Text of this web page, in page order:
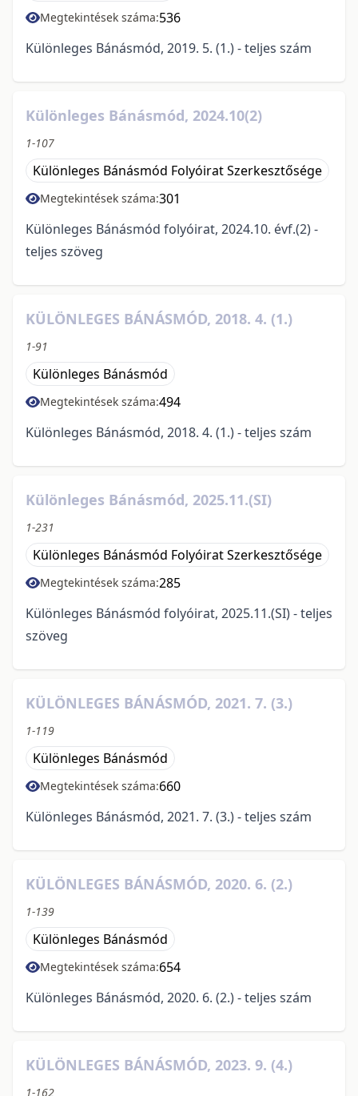
Megtekintések száma:536
Különleges Bánásmód, 2019. 5. (1.) - teljes szám
Különleges Bánásmód, 2024.10(2)
1-107
Különleges Bánásmód Folyóirat Szerkesztősége
Megtekintések száma:301
Különleges Bánásmód folyóirat, 2024.10. évf.(2) -
teljes szöveg
KÜLÖNLEGES BÁNÁSMÓD, 2018. 4. (1.)
1-91
Különleges Bánásmód
Megtekintések száma:494
Különleges Bánásmód, 2018. 4. (1.) - teljes szám
Különleges Bánásmód, 2025.11.(SI)
1-231
Különleges Bánásmód Folyóirat Szerkesztősége
Megtekintések száma:285
Különleges Bánásmód folyóirat, 2025.11.(SI) - teljes
szöveg
KÜLÖNLEGES BÁNÁSMÓD, 2021. 7. (3.)
1-119
Különleges Bánásmód
Megtekintések száma:660
Különleges Bánásmód, 2021. 7. (3.) - teljes szám
KÜLÖNLEGES BÁNÁSMÓD, 2020. 6. (2.)
1-139
Különleges Bánásmód
Megtekintések száma:654
Különleges Bánásmód, 2020. 6. (2.) - teljes szám
KÜLÖNLEGES BÁNÁSMÓD, 2023. 9. (4.)
1-162